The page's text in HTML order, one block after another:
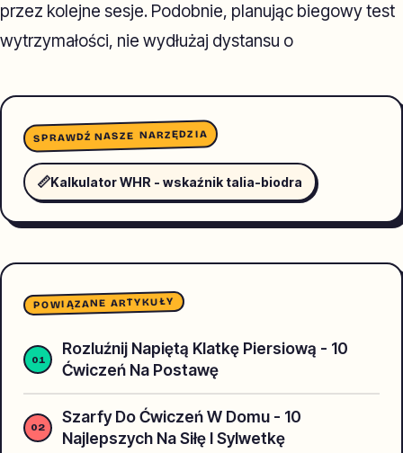
przez kolejne sesje. Podobnie, planując biegowy test
wytrzymałości, nie wydłużaj dystansu o
SPRAWDŹ NASZE NARZĘDZIA
📏Kalkulator WHR - wskaźnik talia-biodra
POWIĄZANE ARTYKUŁY
Rozluźnij Napiętą Klatkę Piersiową - 10
Ćwiczeń Na Postawę
Szarfy Do Ćwiczeń W Domu - 10
Najlepszych Na Siłę I Sylwetkę